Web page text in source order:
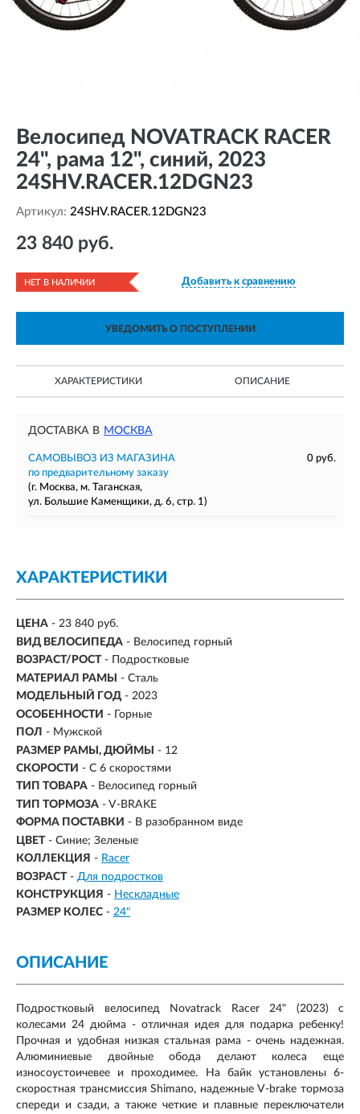
Велосипед NOVATRACK RACER
24", рама 12", синий, 2023
24SHV.RACER.12DGN23
Артикул: 24SHV.RACER.12DGN23
23 840 руб.
НЕТ В НАЛИЧИИ Добавить к сравнению
УВЕДОМИТЬ О ПОСТУПЛЕНИИ
ХАРАКТЕРИСТИКИ ОПИСАНИЕ
ДОСТАВКА В МОСКВА
САМОВЫВОЗ ИЗ МАГАЗИНА
0 руб.
по предварительному заказу
(г. Москва, м. Таганская,
ул. Большие Каменщики, д. 6, стр. 1)
ХАРАКТЕРИСТИКИ
ЦЕНА - 23 840 руб.
ВИД ВЕЛОСИПЕДА - Велосипед горный
ВОЗРАСТ/РОСТ -
Подростковые
МАТЕРИАЛ РАМЫ
- Сталь
МОДЕЛЬНЫЙ ГОД - 2023
ОСОБЕННОСТИ - Горные
ПОЛ - Мужской
РАЗМЕР РАМЫ, ДЮЙМЫ
- 12
СКОРОСТИ - С 6 скоростями
ТИП ТОВАРА - Велосипед горный
ТИП ТОРМОЗА - V-BRAKE
ФОРМА ПОСТАВКИ - В разобранном виде
ЦВЕТ - Синие; Зеленые
КОЛЛЕКЦИЯ - Racer
ВОЗРАСТ - Для подростков
КОНСТРУКЦИЯ - Нескладные
РАЗМЕР КОЛЕС - 24"
ОПИСАНИЕ
Подростковый велосипед Novatrack Racer 24" (2023) с
колесами 24 дюйма - отличная идея для подарка ребенку!
Прочная и удобная низкая стальная рама - очень надежная.
Алюминиевые двойные обода делают колеса еще
износоустоичевее и проходимее. На байк установлены 6-
скоростная трансмиссия Shimano, надежные V-brake тормоза
спереди и сзади, а также четкие и плавные переключатели